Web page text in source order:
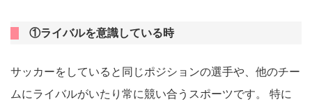
①ライバルを意識している時
サッカーをしていると同じポジションの選手や、他のチー
ムにライバルがいたり常に競い合うスポーツです。 特に